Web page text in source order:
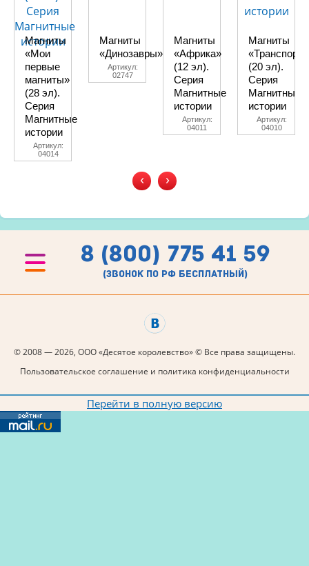
Магниты
«Мои
первые
магниты»
(28 эл).
Серия
Магнитные
истории
Артикул:
04014
Магниты
«Динозавры»
Артикул:
02747
Магниты
«Африка»
(12 эл).
Серия
Магнитные
истории
Артикул:
04011
Магниты
«Транспорт»
(20 эл).
Серия
Магнитные
истории
Артикул:
04010
‹ ›
8 (800) 775 41 59
(звонок по рф бесплатный)
© 2008 — 2026, ООО «Десятое королевство» © Все права защищены.
Пользовательское соглашение и политика конфиденциальности
Перейти в полную версию